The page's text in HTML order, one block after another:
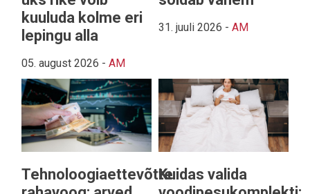
kuuluda kolme eri
lepingu alla
05. august 2026 - AM
31. juuli 2026 - AM
TehnoloogiaettevõtteKuidas valida